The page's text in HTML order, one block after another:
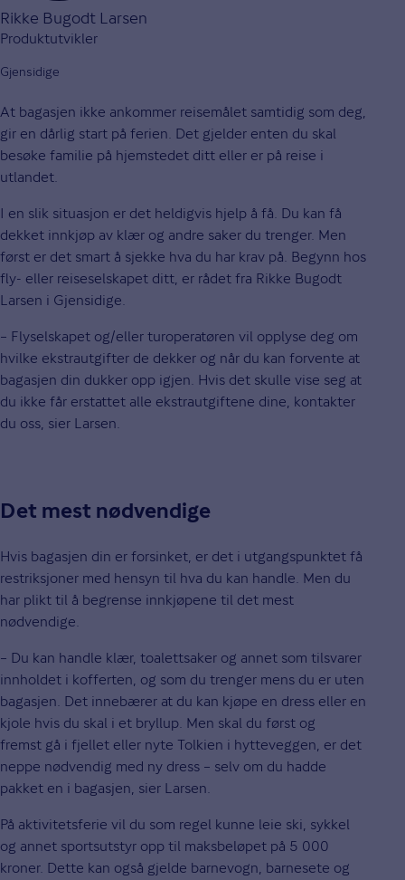
Rikke Bugodt Larsen
Produktutvikler
Gjensidige
At bagasjen ikke ankommer reisemålet samtidig som deg,
gir en dårlig start på ferien. Det gjelder enten du skal
besøke familie på hjemstedet ditt eller er på reise i
utlandet.
I en slik situasjon er det heldigvis hjelp å få. Du kan få
dekket innkjøp av klær og andre saker du trenger. Men
først er det smart å sjekke hva du har krav på. Begynn hos
fly- eller reiseselskapet ditt, er rådet fra Rikke Bugodt
Larsen i Gjensidige.
– Flyselskapet og/eller turoperatøren vil opplyse deg om
hvilke ekstrautgifter de dekker og når du kan forvente at
bagasjen din dukker opp igjen. Hvis det skulle vise seg at
du ikke får erstattet alle ekstrautgiftene dine, kontakter
du oss, sier Larsen.
Det mest nødvendige
Hvis bagasjen din er forsinket, er det i utgangspunktet få
restriksjoner med hensyn til hva du kan handle. Men du
har plikt til å begrense innkjøpene til det mest
nødvendige.
– Du kan handle klær, toalettsaker og annet som tilsvarer
innholdet i kofferten, og som du trenger mens du er uten
bagasjen. Det innebærer at du kan kjøpe en dress eller en
kjole hvis du skal i et bryllup. Men skal du først og
fremst gå i fjellet eller nyte Tolkien i hytteveggen, er det
neppe nødvendig med ny dress – selv om du hadde
pakket en i bagasjen, sier Larsen.
På aktivitetsferie vil du som regel kunne leie ski, sykkel
og annet sportsutstyr opp til maksbeløpet på 5 000
kroner. Dette kan også gjelde barnevogn, barnesete og